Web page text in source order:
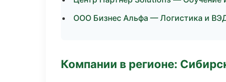
ООО Бизнес Альфа — Логистика и
Компании в регионе: